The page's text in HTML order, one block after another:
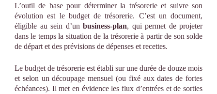
L’outil de base pour déterminer la trésorerie et suivre son
évolution est le budget de trésorerie. C’est un document,
éligible au sein d’un business-plan, qui permet de projeter
dans le temps la situation de la trésorerie à partir de son solde
de départ et des prévisions de dépenses et recettes.
Le budget de trésorerie est établi sur une durée de douze mois
et selon un découpage mensuel (ou fixé aux dates de fortes
échéances). Il met en évidence les flux d’entrées et de sorties